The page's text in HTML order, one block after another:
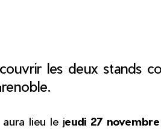
les deux stands
lieu le jeudi 27 novembre